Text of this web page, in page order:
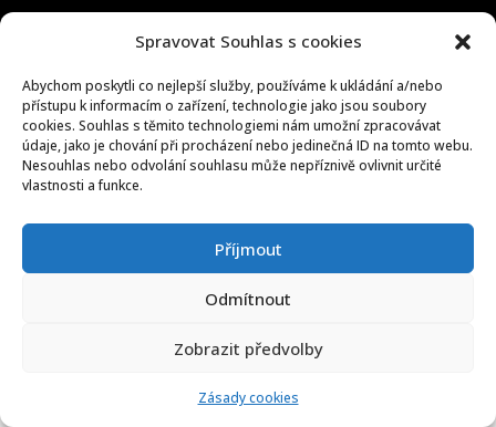
Spravovat Souhlas s cookies
Abychom poskytli co nejlepší služby, používáme k ukládání a/nebo
přístupu k informacím o zařízení, technologie jako jsou soubory
cookies. Souhlas s těmito technologiemi nám umožní zpracovávat
údaje, jako je chování při procházení nebo jedinečná ID na tomto webu.
Nesouhlas nebo odvolání souhlasu může nepříznivě ovlivnit určité
vlastnosti a funkce.
Příjmout
Odmítnout
Zobrazit předvolby
Zásady cookies
Vytvořilo webové studio www.nbweb.cz